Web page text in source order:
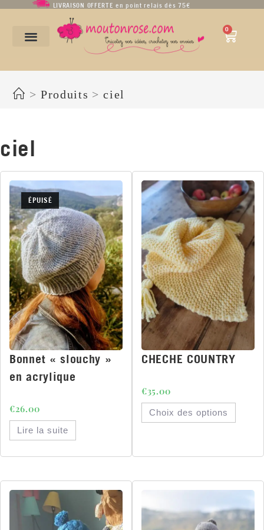
LIVRAISON OFFERTE en point relais dès 75€
0
> Produits > ciel
ciel
ÉPUISÉ
Bonnet « slouchy »
en acrylique
€26.00
Lire la suite
CHECHE COUNTRY
€35.00
Choix des options